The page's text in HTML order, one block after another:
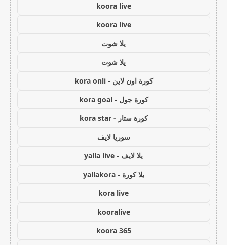
koora live
koora live
يلا شوت
يلا شوت
كورة اون لاين - kora onli
كورة جول - kora goal
كورة ستار - kora star
سوريا لايف
يلا لايف - yalla live
يلا كورة - yallakora
kora live
kooralive
koora 365